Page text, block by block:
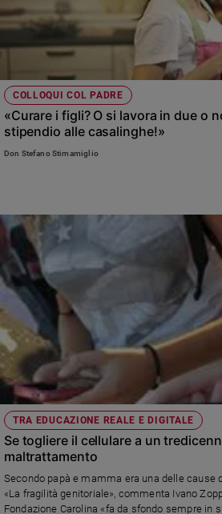
COLLOQUI COL PADRE
«Curare i figli? O si lavora in due o
stipendio alle casalinghe!»
Don Stefano Stimamiglio
TRA EDUCAZIONE REALE E DIGITALE
Se togliere il cellulare a un
maltrattamento
Secondo papà e mamma era una delle cause
«La fragilità genitoriale», commenta Ivano
Fondazione Carolina «fa da sfondo sempre in